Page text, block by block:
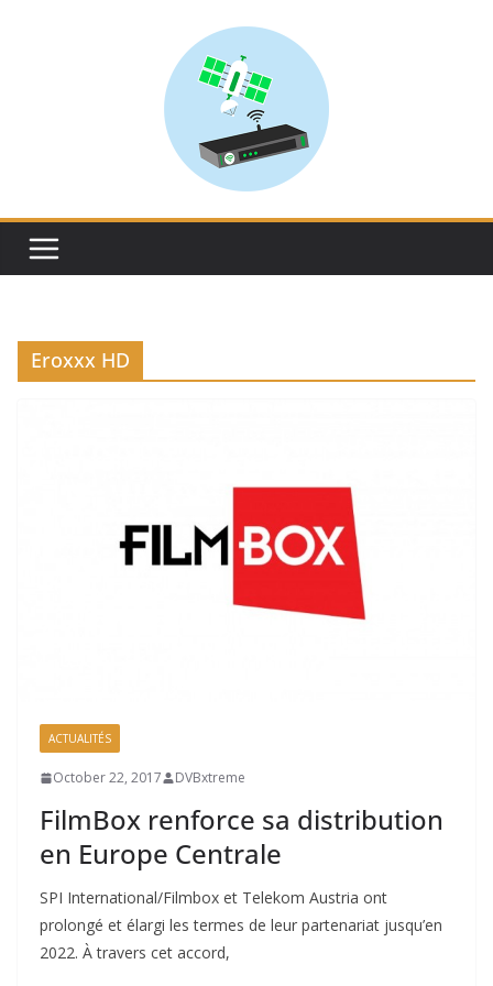
Eroxxx HD
ACTUALITÉS
October 22, 2017 DVBxtreme
FilmBox renforce sa distribution
en Europe Centrale
SPI International/Filmbox et Telekom Austria ont
prolongé et élargi les termes de leur partenariat jusqu’en
2022. À travers cet accord,